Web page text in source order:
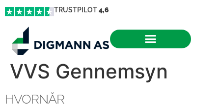
TRUSTPILOT4,6
VVS Gennemsyn
HVORNÅR